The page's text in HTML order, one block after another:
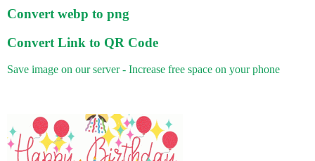
Convert webp to png
Convert Link to QR Code
Save image on our server - Increase free space on your phone